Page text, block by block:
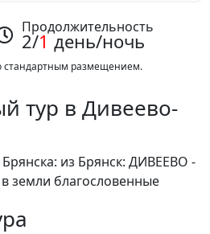
Продолжительность
2/1день/ночь
стандартным размещением.
тур в Дивеево-
из Брянск: ДИВЕЕВО -
земли благословенные